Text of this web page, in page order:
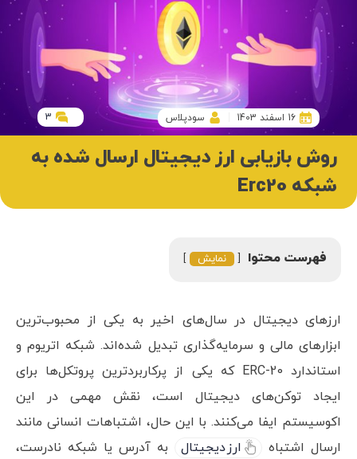
روش بازیابی ارز دیجیتال ارسال شده به
شبکه Erc20
16 اسفند 1403 سودپلاس 3
فهرست محتوا نمایش
ارزهای دیجیتال در سال‌های اخیر به یکی از محبوب‌ترین
ابزارهای مالی و سرمایه‌گذاری تبدیل شده‌اند. شبکه اتریوم و
استاندارد ERC-20 که یکی از پرکاربردترین پروتکل‌ها برای
ایجاد توکن‌های دیجیتال است، نقش مهمی در این
اکوسیستم ایفا می‌کنند. با این حال، اشتباهات انسانی مانند
ارسال اشتباه
ارز دیجیتال
به آدرس یا شبکه نادرست،